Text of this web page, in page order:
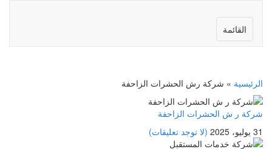
القائمة
الرئيسية » شركة رش الحشرات الزاحفة
شركة ر ش الحشرات الزاحفة
31 يوليو، 2025
(لا توجد تعليقات)